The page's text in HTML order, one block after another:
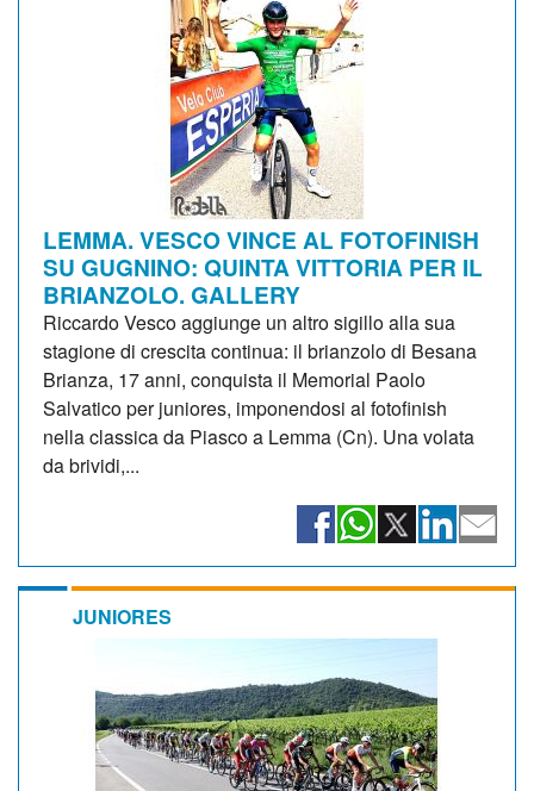
LEMMA. VESCO VINCE AL FOTOFINISH
SU GUGNINO: QUINTA VITTORIA PER IL
BRIANZOLO. GALLERY
Riccardo Vesco aggiunge un altro sigillo alla sua
stagione di crescita continua: il brianzolo di Besana
Brianza, 17 anni, conquista il Memorial Paolo
Salvatico per juniores, imponendosi al fotofinish
nella classica da Piasco a Lemma (Cn). Una volata
da brividi,...
JUNIORES